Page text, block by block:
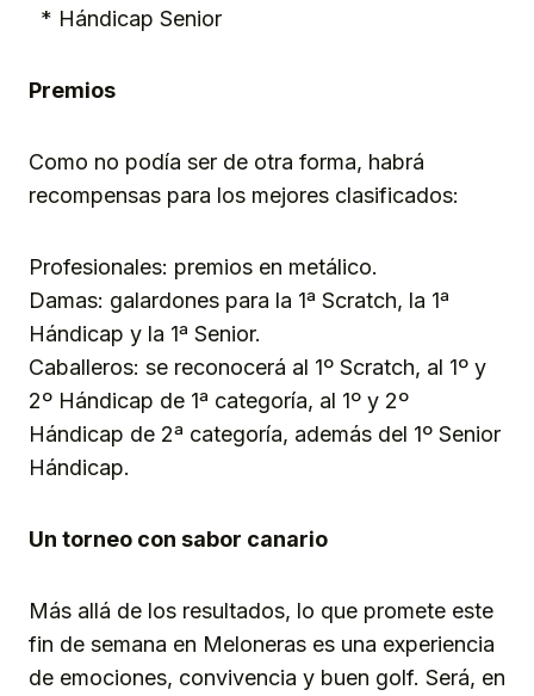
* Hándicap Senior
Premios
Como no podía ser de otra forma, habrá
recompensas para los mejores clasificados:
Profesionales: premios en metálico.
Damas: galardones para la 1ª Scratch, la 1ª
Hándicap y la 1ª Senior.
Caballeros: se reconocerá al 1º Scratch, al 1º y
2º Hándicap de 1ª categoría, al 1º y 2º
Hándicap de 2ª categoría, además del 1º Senior
Hándicap.
Un torneo con sabor canario
Más allá de los resultados, lo que promete este
fin de semana en Meloneras es una experiencia
de emociones, convivencia y buen golf. Será, en